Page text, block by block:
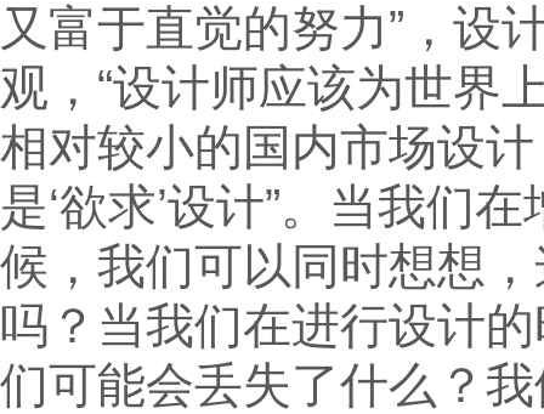
又富于直觉的努力”，设
观，“设计师应该为世界
相对较小的国内市场设计
是‘欲求’设计”。当我们
候，我们可以同时想想
吗？当我们在进行设计
们可能会丢失了什么？